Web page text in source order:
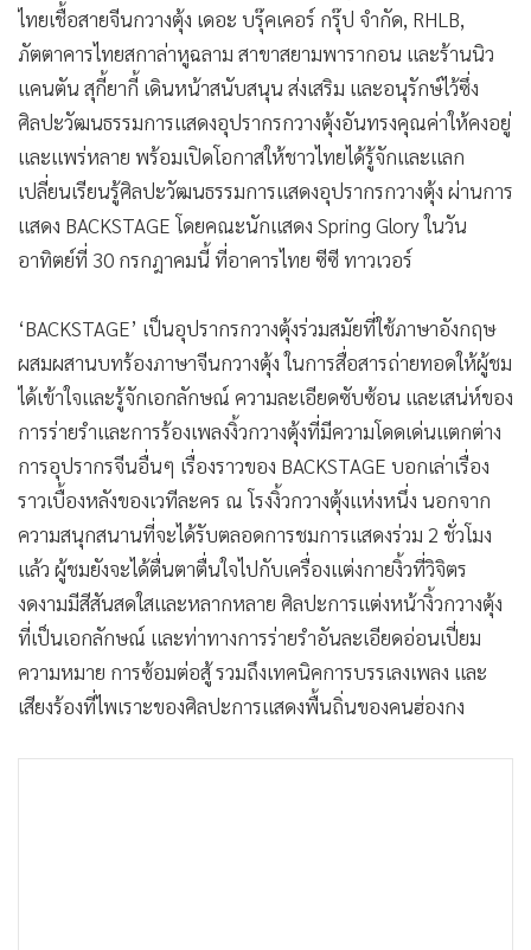
• SMEs
• หุ้น
• อินโดจีน
• กองทุนรวม
• Celeb Online
• Factcheck
• ญี่ปุ่น
• News1
ไทยเชื้อสายจีนกวางตุ้ง เดอะ บรุ๊คเคอร์ กรุ๊ป จำกัด, RHLB,
ภัตตาคารไทยสกาล่าหูฉลาม สาขาสยามพารากอน และร้านนิว
แคนตัน สุกี้ยากี้ เดินหน้าสนับสนุน ส่งเสริม และอนุรักษ์ไว้ซึ่ง
ศิลปะวัฒนธรรมการแสดงอุปรากรกวางตุ้งอันทรงคุณค่าให้คงอยู่
และแพร่หลาย พร้อมเปิดโอกาสให้ชาวไทยได้รู้จักและแลก
เปลี่ยนเรียนรู้ศิลปะวัฒนธรรมการแสดงอุปรากรกวางตุ้ง ผ่านการ
แสดง BACKSTAGE โดยคณะนักแสดง Spring Glory ในวัน
อาทิตย์ที่ 30 กรกฎาคมนี้ ที่อาคารไทย ซีซี ทาวเวอร์
‘BACKSTAGE’ เป็นอุปรากรกวางตุ้งร่วมสมัยที่ใช้ภาษาอังกฤษ
ผสมผสานบทร้องภาษาจีนกวางตุ้ง ในการสื่อสารถ่ายทอดให้ผู้ชม
ได้เข้าใจและรู้จักเอกลักษณ์ ความละเอียดซับซ้อน และเสน่ห์ของ
การร่ายรำและการร้องเพลงงิ้วกวางตุ้งที่มีความโดดเด่นแตกต่าง
การอุปรากรจีนอื่นๆ เรื่องราวของ BACKSTAGE บอกเล่าเรื่อง
ราวเบื้องหลังของเวทีละคร ณ โรงงิ้วกวางตุ้งแห่งหนึ่ง นอกจาก
ความสนุกสนานที่จะได้รับตลอดการชมการแสดงร่วม 2 ชั่วโมง
แล้ว ผู้ชมยังจะได้ตื่นตาตื่นใจไปกับเครื่องแต่งกายงิ้วที่วิจิตร
งดงามมีสีสันสดใสและหลากหลาย ศิลปะการแต่งหน้างิ้วกวางตุ้ง
ที่เป็นเอกลักษณ์ และท่าทางการร่ายรำอันละเอียดอ่อนเปี่ยม
ความหมาย การซ้อมต่อสู้ รวมถึงเทคนิคการบรรเลงเพลง และ
เสียงร้องที่ไพเราะของศิลปะการแสดงพื้นถิ่นของคนฮ่องกง